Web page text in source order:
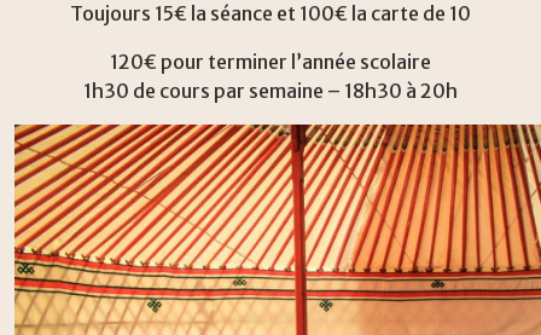
Toujours 15€ la séance et 100€ la carte de 10
120€ pour terminer l’année scolaire
1h30 de cours par semaine – 18h30 à 20h